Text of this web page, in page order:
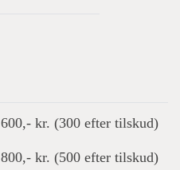
600,- kr. (300 efter tilskud)
800,- kr. (500 efter tilskud)